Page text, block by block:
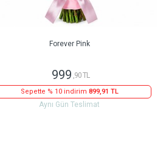
Forever Pink
999 ,90 TL
Sepette % 10 indirim 899,91 TL
Aynı Gün Teslimat